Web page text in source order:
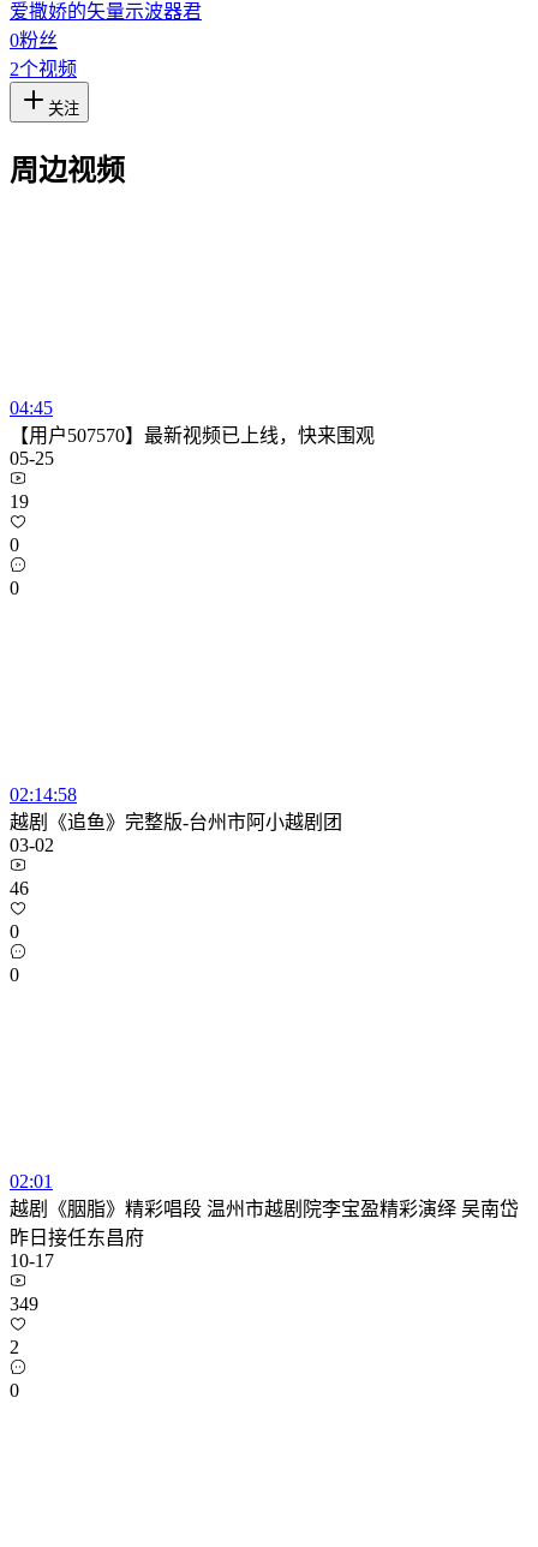
爱撒娇的矢量示波器君
0粉丝
2个视频
关注
周边视频
04:45
【用户507570】最新视频已上线，快来围观
05-25
19
0
0
02:14:58
越剧《追鱼》完整版-台州市阿小越剧团
03-02
46
0
0
02:01
越剧《胭脂》精彩唱段 温州市越剧院李宝盈精彩演绎 吴南岱
昨日接任东昌府
10-17
349
2
0